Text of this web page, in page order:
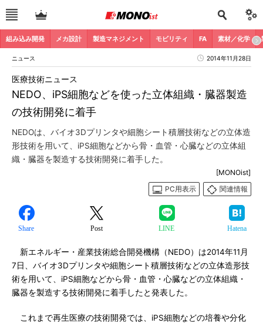
組み込み開発 メカ設計 製造マネジメント モビリティ FA 素材／化学
ニュース 2014年11月28日
NEDO、iPS細胞などを使った立体組織・臓器製造
の技術開発に着手
医療技術ニュース
NEDOは、バイオ3Dプリンタや細胞シート積層技術などの立体造
形技術を用いて、iPS細胞などから骨・血管・心臓などの立体組
織・臓器を製造する技術開発に着手した。
[MONOist]
PC用表示
関連情報
Share Post LINE Hatena
新エネルギー・産業技術総合開発機構（NEDO）は2014年11月
7日、バイオ3Dプリンタや細胞シート積層技術などの立体造形技
術を用いて、iPS細胞などから骨・血管・心臓などの立体組織・
臓器を製造する技術開発に着手したと発表した。
これまで再生医療の技術開発では、iPS細胞などの培養や分化